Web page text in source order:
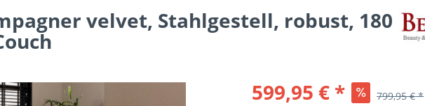
velvet, Stahlgestell, robust, 180
599,95 € *
799,95 € *